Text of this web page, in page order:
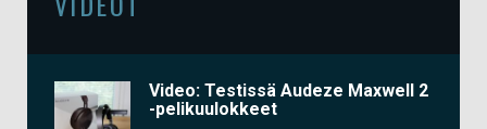
Video: Testissä Audeze Maxwell 2
-pelikuulokkeet